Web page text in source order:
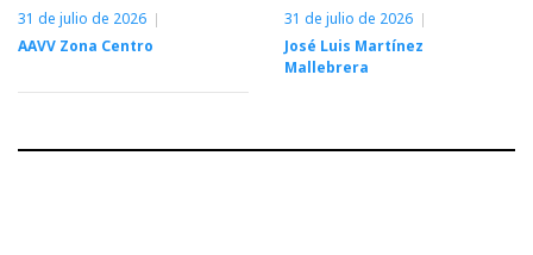
31 de julio de 2026
AAVV Zona Centro
31 de julio de 2026
José Luis Martínez
Mallebrera